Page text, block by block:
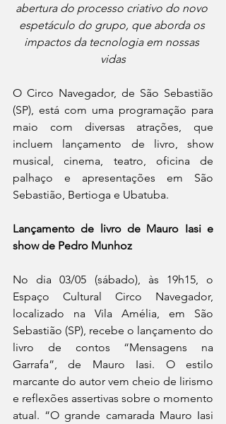
abertura do processo criativo do novo
espetáculo do grupo, que aborda os
impactos da tecnologia em nossas
vidas
O Circo Navegador, de São Sebastião
(SP), está com uma programação para
maio com diversas atrações, que
incluem lançamento de livro, show
musical, cinema, teatro, oficina de
palhaço e apresentações em São
Sebastião, Bertioga e Ubatuba.
Lançamento de livro de Mauro Iasi e
show de Pedro Munhoz
No dia 03/05 (sábado), às 19h15, o
Espaço Cultural Circo Navegador,
localizado na Vila Amélia, em São
Sebastião (SP), recebe o lançamento do
livro de contos “Mensagens na
Garrafa”, de Mauro Iasi. O estilo
marcante do autor vem cheio de lirismo
e reflexões assertivas sobre o momento
atual. “O grande camarada Mauro Iasi